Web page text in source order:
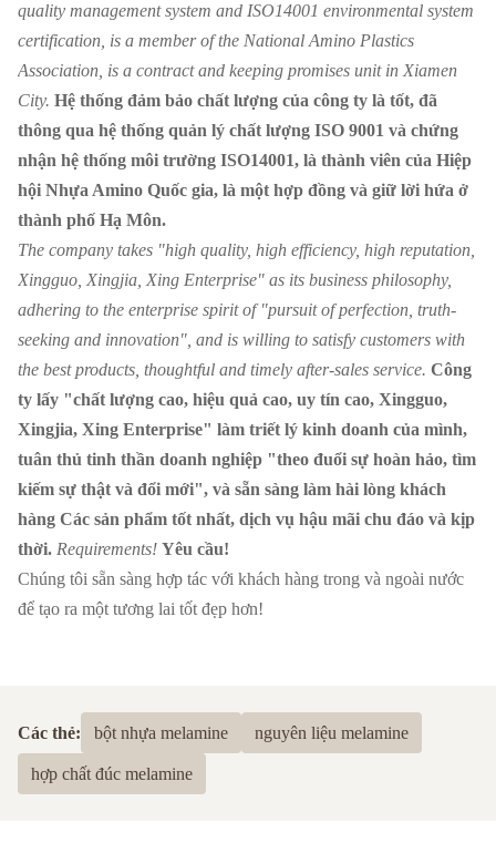
quality management system and ISO14001 environmental system
certification, is a member of the National Amino Plastics
Association, is a contract and keeping promises unit in Xiamen
City. Hệ thống đảm bảo chất lượng của công ty là tốt, đã
thông qua hệ thống quản lý chất lượng ISO 9001 và chứng
nhận hệ thống môi trường ISO14001, là thành viên của Hiệp
hội Nhựa Amino Quốc gia, là một hợp đồng và giữ lời hứa ở
thành phố Hạ Môn.
The company takes "high quality, high efficiency, high reputation,
Xingguo, Xingjia, Xing Enterprise" as its business philosophy,
adhering to the enterprise spirit of "pursuit of perfection, truth-
seeking and innovation", and is willing to satisfy customers with
the best products, thoughtful and timely after-sales service. Công
ty lấy "chất lượng cao, hiệu quả cao, uy tín cao, Xingguo,
Xingjia, Xing Enterprise" làm triết lý kinh doanh của mình,
tuân thủ tinh thần doanh nghiệp "theo đuổi sự hoàn hảo, tìm
kiếm sự thật và đổi mới", và sẵn sàng làm hài lòng khách
hàng Các sản phẩm tốt nhất, dịch vụ hậu mãi chu đáo và kịp
thời. Requirements! Yêu cầu!
Chúng tôi sẵn sàng hợp tác với khách hàng trong và ngoài nước
để tạo ra một tương lai tốt đẹp hơn!
Các thẻ: bột nhựa melamine nguyên liệu melamine
hợp chất đúc melamine